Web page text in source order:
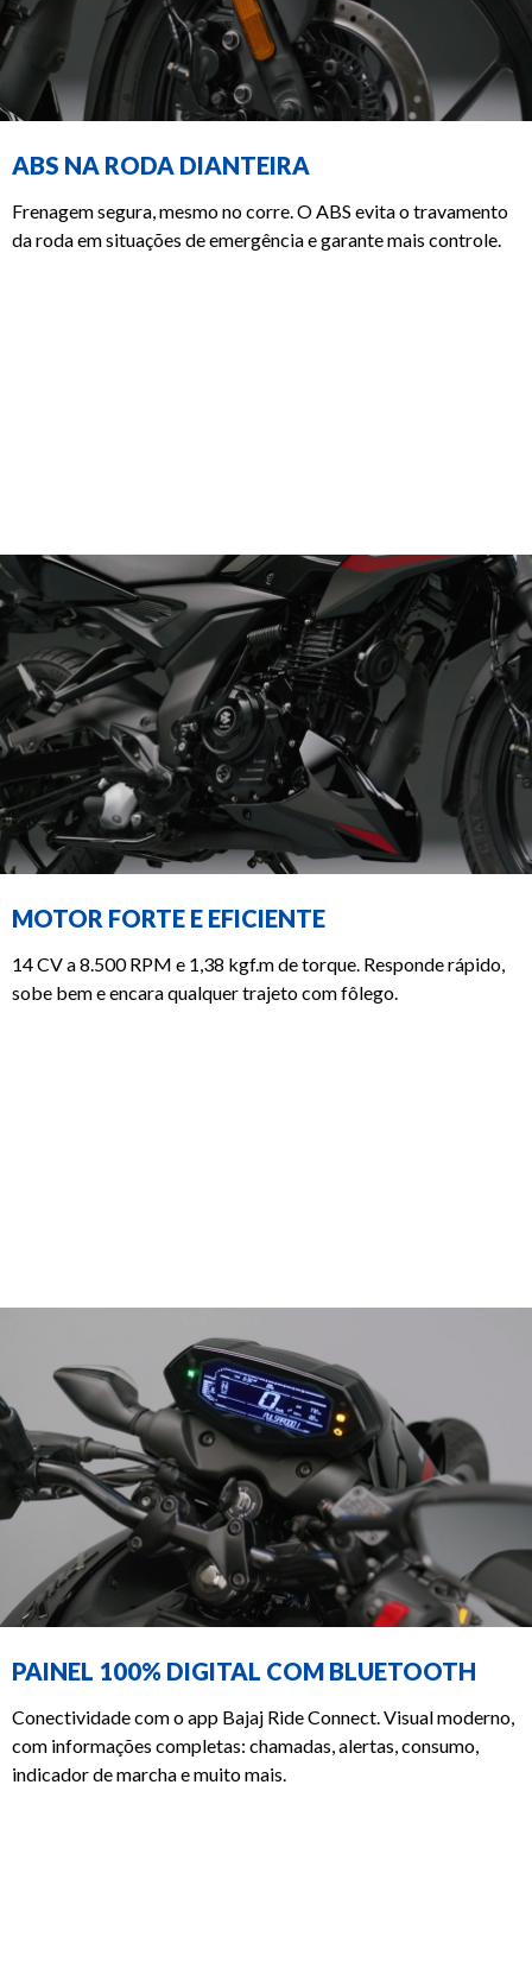
ABS NA RODA DIANTEIRA
Frenagem segura, mesmo no corre. O ABS evita o travamento
da roda em situações de emergência e garante mais controle.
MOTOR FORTE E EFICIENTE
14 CV a 8.500 RPM e 1,38 kgf.m de torque. Responde rápido,
sobe bem e encara qualquer trajeto com fôlego.
PAINEL 100% DIGITAL COM BLUETOOTH
Conectividade com o app Bajaj Ride Connect. Visual moderno,
com informações completas: chamadas, alertas, consumo,
indicador de marcha e muito mais.